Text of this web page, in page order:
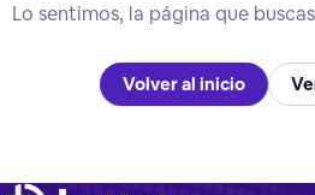
Lo sentimos, la página que
Volver al inicio